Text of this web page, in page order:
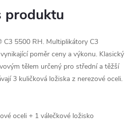
produktu
5500 RH. Multiplikátory C3
poměr ceny a výkonu. Klasický
tělem určený pro střední a těžší
3 kuličková ložiska z nerezové oceli.
oceli + 1 válečkové ložisko